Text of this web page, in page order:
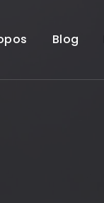
Blog